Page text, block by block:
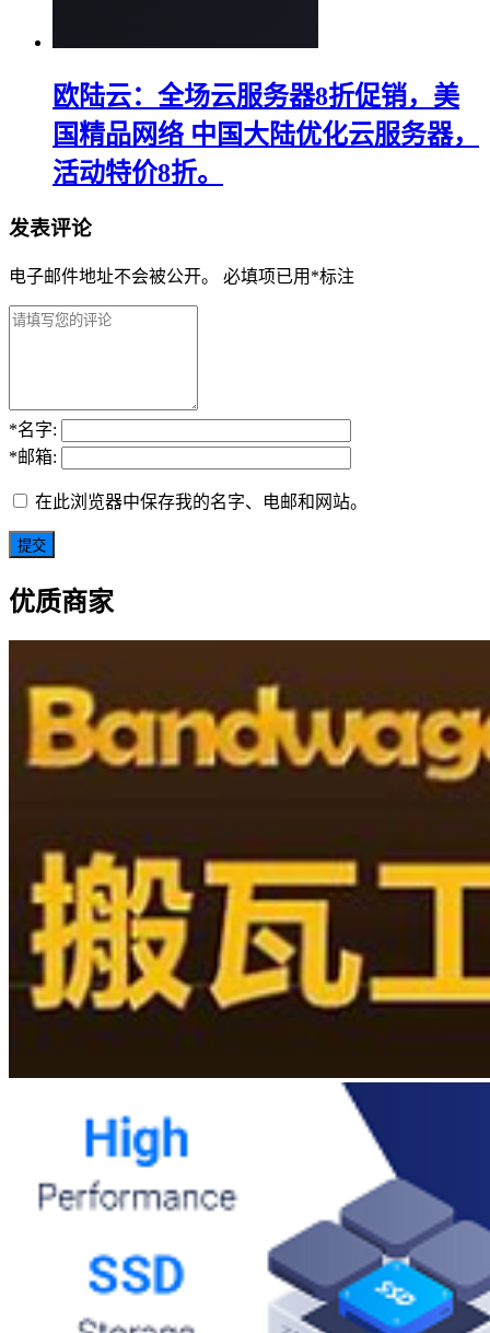
欧陆云：全场云服务器8折促销，美
国精品网络 中国大陆优化云服务器，
活动特价8折。
发表评论
电子邮件地址不会被公开。 必填项已用 *标注
*名字:
*邮箱:
在此浏览器中保存我的名字、电邮和网站。
优质商家